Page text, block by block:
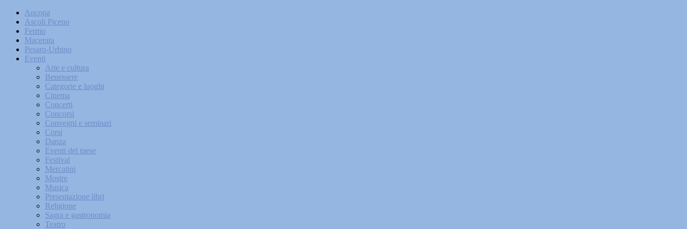
Ancona
Ascoli Piceno
Fermo
Macerata
Pesaro-Urbino
Eventi
Arte e cultura
Benessere
Categorie e luoghi
Cinema
Concerti
Concorsi
Convegni e seminari
Corsi
Danza
Eventi del mese
Festival
Mercatini
Mostre
Musica
Presentazione libri
Religione
Sagra e gastronomia
Teatro